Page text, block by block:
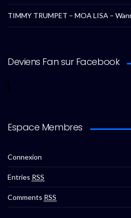
TIMMY TRUMPET – MOA LISA –
Deviens Fan sur Facebook
Espace Membres
Connexion
Entries RSS
Comments RSS